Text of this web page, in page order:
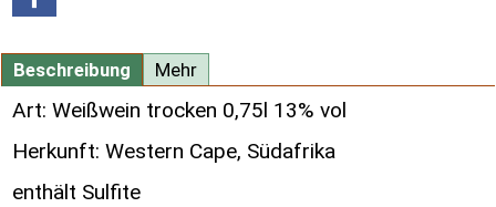
Beschreibung Mehr
Art: Weißwein trocken 0,75l 13% vol
Herkunft: Western Cape, Südafrika
enthält Sulfite